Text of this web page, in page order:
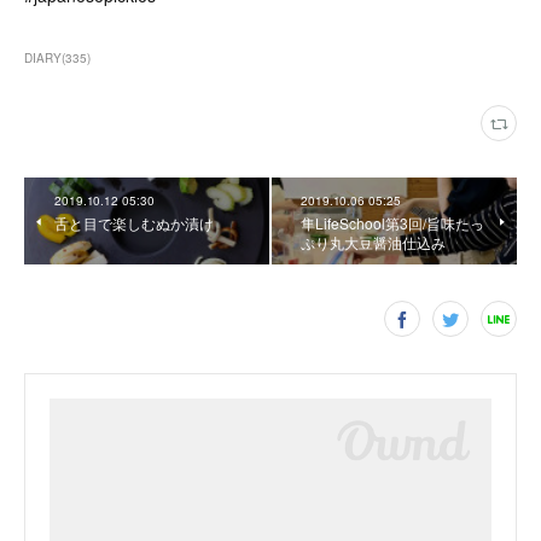
DIARY(335)
2019.10.12 05:30
舌と目で楽しむぬか漬け
2019.10.06 05:25
隼LifeSchool第3回/旨味たっ
ぷり丸大豆醤油仕込み